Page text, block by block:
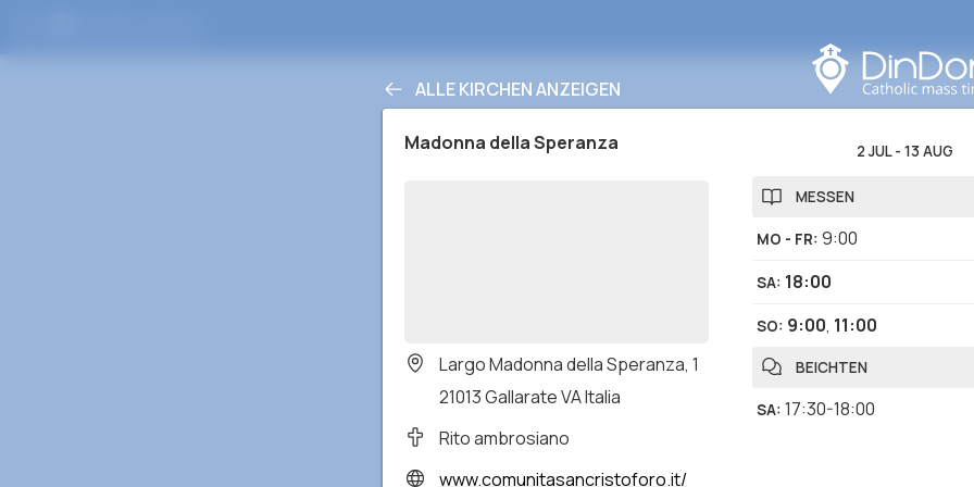
ALLE KIRCHEN ANZEIGEN
Madonna della Speranza
Largo Madonna della Speranza, 1
21013 Gallarate VA Italia
Rito ambrosiano
www.comunitasancristoforo.it/
2 JUL- 13 AUG
MESSEN
MO - FR: 9:00
SA: 18:00
SO: 9:00, 11:00
BEICHTEN
SA: 17:30-18:00